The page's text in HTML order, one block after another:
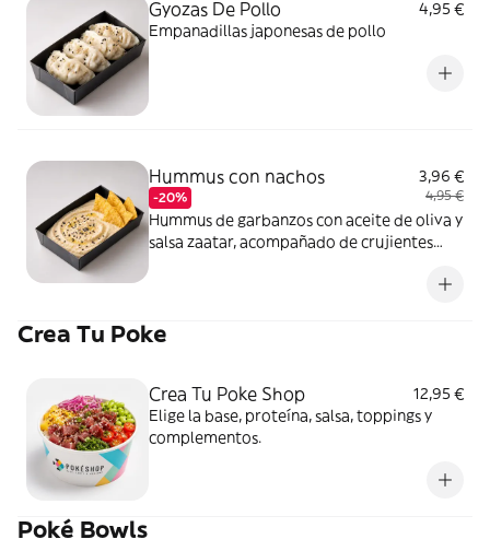
Gyozas De Pollo
4,95 €
Empanadillas japonesas de pollo
Hummus con nachos
-20%
3,96 €
4,95 €
Hummus de garbanzos con aceite de oliva y
salsa zaatar, acompañado de crujientes
Crea Tu Poke
Crea Tu Poke Shop
12,95 €
Elige la base, proteína, salsa, toppings y
complementos.
Poké Bowls